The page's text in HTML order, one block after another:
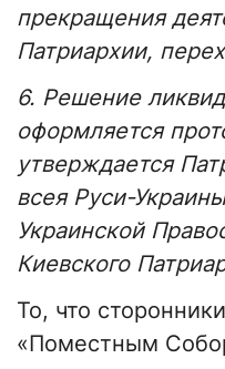
прекращения
Патриархии,
6. Решение
оформляется
утверждается
всея Руси-
Украинской
Киевского
То, что
«Поместным